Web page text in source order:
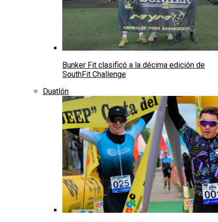
Bunker Fit clasificó a la décima edición de
SouthFit Challenge
Duatlón